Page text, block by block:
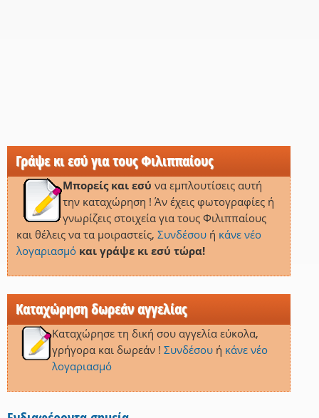
Γράψε κι εσύ για τους Φιλιππαίους
Μπορείς και εσύ να εμπλουτίσεις αυτή
την καταχώρηση ! Άν έχεις φωτογραφίες ή
γνωρίζεις στοιχεία για τους Φιλιππαίους
και θέλεις να τα μοιραστείς, Συνδέσουή κάνε νέο
λογαριασμό και γράψε κι εσύ τώρα!
Καταχώρηση δωρεάν αγγελίας
Καταχώρησε τη δική σου αγγελία εύκολα,
γρήγορα και δωρεάν ! Συνδέσουή κάνε νέο
λογαριασμό